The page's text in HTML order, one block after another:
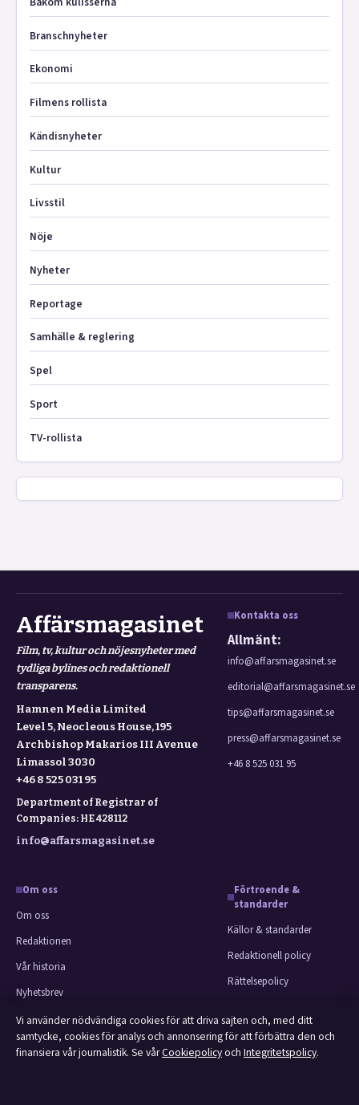
Branschnyheter
Ekonomi
Filmens rollista
Kändisnyheter
Kultur
Livsstil
Nöje
Nyheter
Reportage
Samhälle & reglering
Spel
Sport
TV-rollista
Affärsmagasinet
Film, tv, kultur och nöjesnyheter med
tydliga bylines och redaktionell
transparens.
Hamnen Media Limited
Level 5, Neocleous House, 195
Archbishop Makarios III Avenue
Limassol 3030
+46 8 525 031 95
Department of Registrar of
Companies: HE 428112
info@affarsmagasinet.se
Kontakta oss
Allmänt:
info@affarsmagasinet.se
editorial@affarsmagasinet.se
tips@affarsmagasinet.se
press@affarsmagasinet.se
+46 8 525 031 95
Om oss
Om oss
Redaktionen
Vår historia
Nyhetsbrev
Tipsa oss
Kontakt
Förtroende &
standarder
Källor & standarder
Redaktionell policy
Rättelsepolicy
Ägande & finansiering
Integritetspolicy
Vi använder nödvändiga cookies för att driva sajten och, med ditt
samtycke, cookies för analys och annonsering för att förbättra den och
finansiera vår journalistik. Se vårCookiepolicyoch Integritetspolicy.